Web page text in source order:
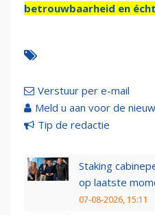
betrouwbaarheid en
Verstuur per e-mail
Meld u aan voor de
Tip de redactie
Staking
op laatste
07-08-2026, 15:11